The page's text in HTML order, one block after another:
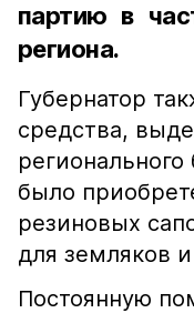
партию в
региона.
Губернатор
средства,
было
резиновых
для земляков
Постоянную